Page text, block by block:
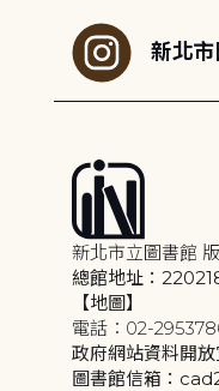
新北
新北市立圖書館
總館地址：
【地圖】
電話：02-
政府網站資料開放
圖書館信箱：